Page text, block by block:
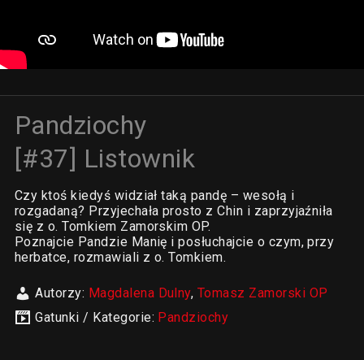
Pandziochy
[#37] Listownik
Czy ktoś kiedyś widział taką pandę – wesołą i
rozgadaną? Przyjechała prosto z Chin i zaprzyjaźniła
się z o. Tomkiem Zamorskim OP.
Poznajcie Pandzie Manię i posłuchajcie o czym, przy
herbatce, rozmawiali z o. Tomkiem.
Autorzy: Magdalena Dulny, Tomasz Zamorski OP
Gatunki / Kategorie: Pandziochy